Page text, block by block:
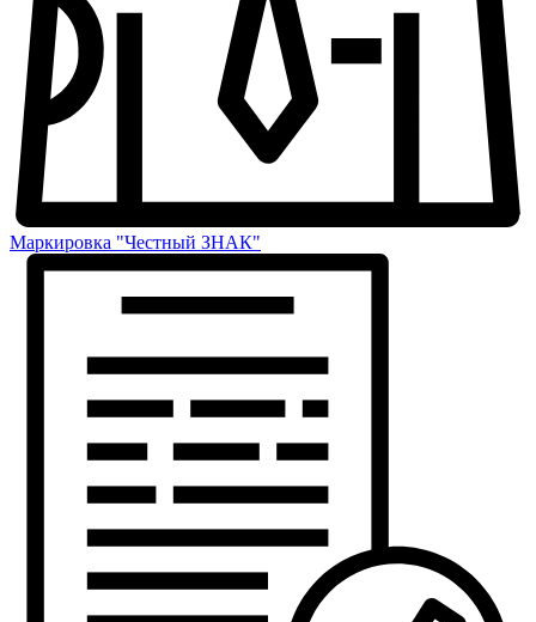
Маркировка "Честный ЗНАК"